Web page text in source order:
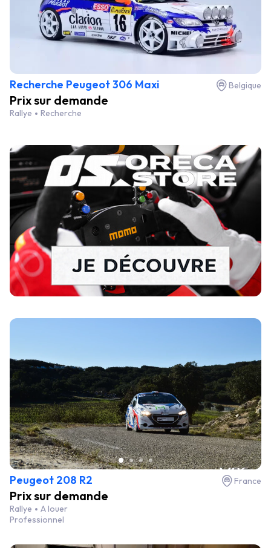
Recherche Peugeot 306 Maxi Belgique
Prix sur demande
Rallye Recherche
Peugeot 208 R2 France
Prix sur demande
Rallye
A louer
Professionnel